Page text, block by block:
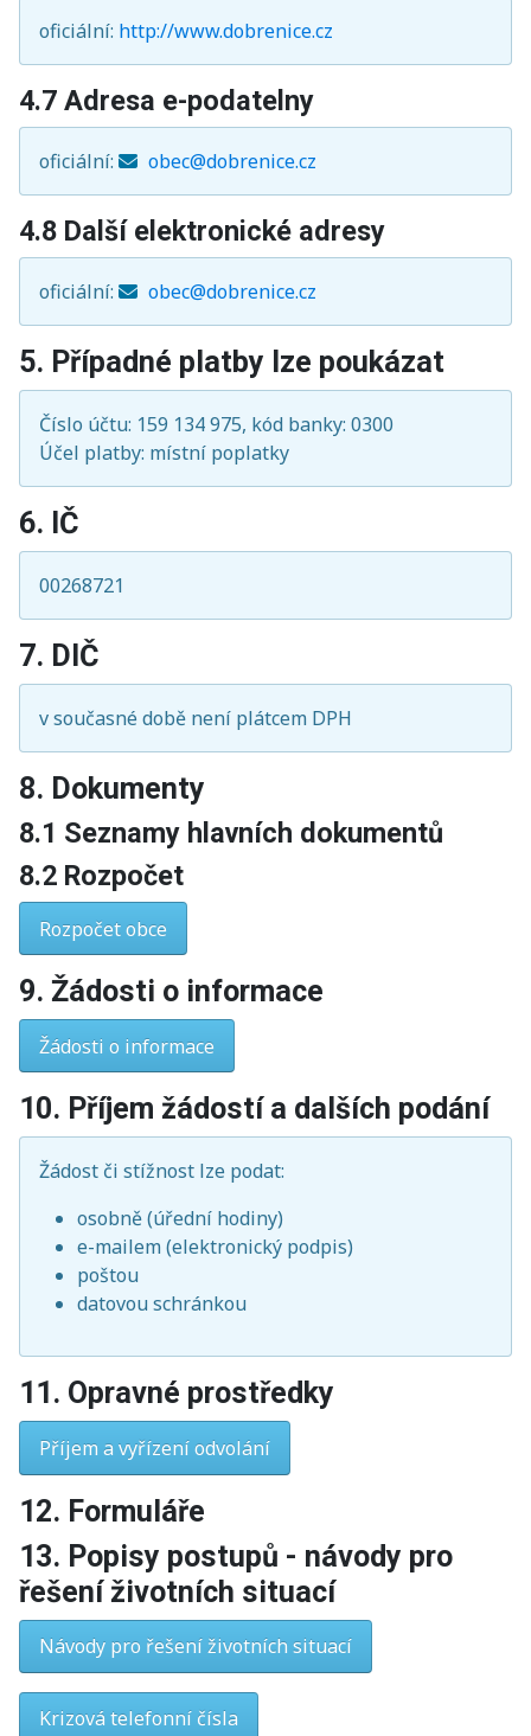
oficiální: http://www.dobrenice.cz
4.7 Adresa e-podatelny
oficiální: obec@dobrenice.cz
4.8 Další elektronické adresy
oficiální: obec@dobrenice.cz
5. Případné platby lze poukázat
Číslo účtu: 159 134 975, kód banky: 0300
Účel platby: místní poplatky
6. IČ
00268721
7. DIČ
v současné době není plátcem DPH
8. Dokumenty
8.1 Seznamy hlavních dokumentů
8.2 Rozpočet
Rozpočet obce
9. Žádosti o informace
Žádosti o informace
10. Příjem žádostí a dalších podání
Žádost či stížnost lze podat:
osobně (úřední hodiny)
e-mailem (elektronický podpis)
poštou
datovou schránkou
11. Opravné prostředky
Příjem a vyřízení odvolání
12. Formuláře
13. Popisy postupů - návody pro
řešení životních situací
Návody pro řešení životních situací
Krizová telefonní čísla